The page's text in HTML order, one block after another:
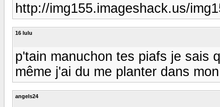
http://img155.imageshack.us/
16 lulu
p'tain manuchon tes piafs je sais
même j'ai du me planter dans
angels24